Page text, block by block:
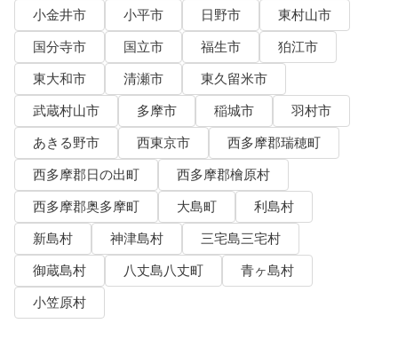
小金井市
小平市 日野市
東村山市
国分寺市
国立市 福生市
狛江市
東大和市
清瀬市
東久留米市
武蔵村山市
多摩市 稲城市
羽村市
あきる野市
西東京市
西多摩郡瑞穂町
西多摩郡日の出町
西多摩郡檜原村
西多摩郡奥多摩町
大島町
利島村
新島村
神津島村
三宅島三宅村
御蔵島村
八丈島八丈町
青ヶ島村
小笠原村